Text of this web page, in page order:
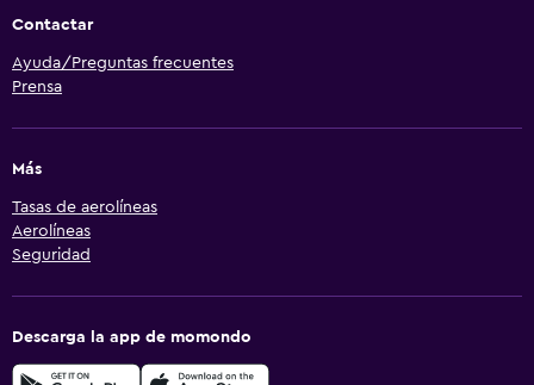
Contactar
Ayuda/Preguntas frecuentes
Prensa
Más
Tasas de aerolíneas
Aerolíneas
Seguridad
Descarga la app de momondo